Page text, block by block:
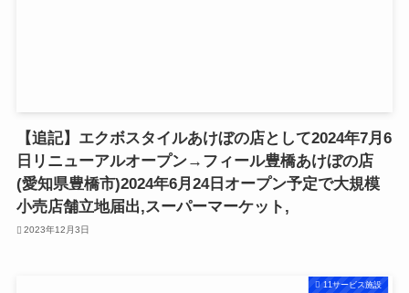
【追記】エクボスタイルあけぼの店として2024年7月6
日リニューアルオープン→フィール豊橋あけぼの店
(愛知県豊橋市)2024年6月24日オープン予定で大規模
小売店舗立地届出,スーパーマーケット,
2023年12月3日
11サービス施設